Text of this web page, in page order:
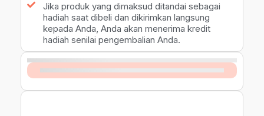
Jika produk yang dimaksud ditandai sebagai
hadiah saat dibeli dan dikirimkan langsung
kepada Anda, Anda akan menerima kredit
hadiah senilai pengembalian Anda.